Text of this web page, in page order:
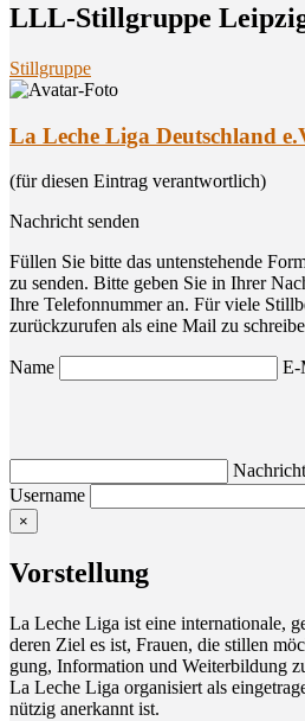
LLL-Still­grup­pe
Stillgruppe
La Leche Liga Deutschland
(für diesen Eintrag verantwortlich)
Nachricht senden
Füllen Sie bitte das untenstehende
zu senden. Bitte geben Sie in Ihrer
Ihre Telefonnummer an. Für viele
zurückzurufen als eine Mail zu
Name E-
Nachricht
Username
×
Vor­stel­lung
La Leche Liga ist eine inter­na­tio­na­le,
deren Ziel es ist, Frau­en, die stil­len
gung, Infor­ma­ti­on und Wei­ter­bil­dung
La Leche Liga orga­ni­siert als
nüt­zig aner­kannt ist.